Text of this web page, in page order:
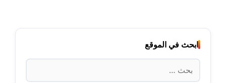
ابحث في الموقع
البحث
عن: